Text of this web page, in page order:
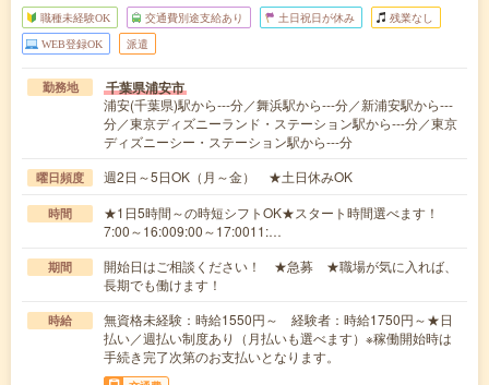
職種未経験OK 交通費別途支給あり 土日祝日が休み 残業なし
WEB登録OK 派遣
勤務地 千葉県浦安市
浦安(千葉県)駅から---分／舞浜駅から---分／新浦安駅から---
分／東京ディズニーランド・ステーション駅から---分／東京
ディズニーシー・ステーション駅から---分
曜日頻度 週2日～5日OK（月～金） ★土日休みOK
時間
★1日5時間～の時短シフトOK★スタート時間選べます！
7:00～16:009:00～17:0011:…
期間
開始日はご相談ください！ ★急募 ★職場が気に入れば、
長期でも働けます！
時給
無資格未経験：時給1550円～ 経験者：時給1750円～★日
払い／週払い制度あり（月払いも選べます）※稼働開始時は
手続き完了次第のお支払いとなります。